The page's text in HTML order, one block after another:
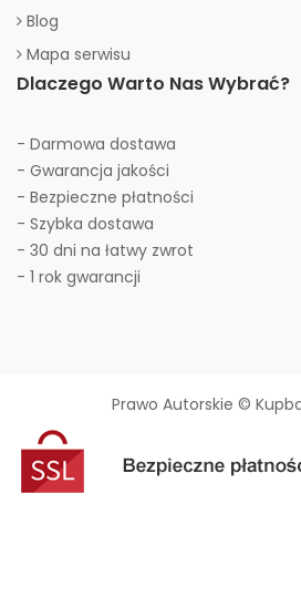
Blog
Mapa serwisu
Dlaczego Warto Nas Wybrać?
- Darmowa dostawa
- Gwarancja jakości
- Bezpieczne płatności
- Szybka dostawa
- 30 dni na łatwy zwrot
- 1 rok gwarancji
Prawo Autorskie ©